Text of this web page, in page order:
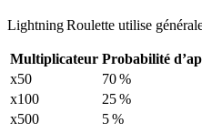
Lightning Roulette utilise
Multiplicateur Probabilité
x50
70 %
x100
25 %
x500
5 %